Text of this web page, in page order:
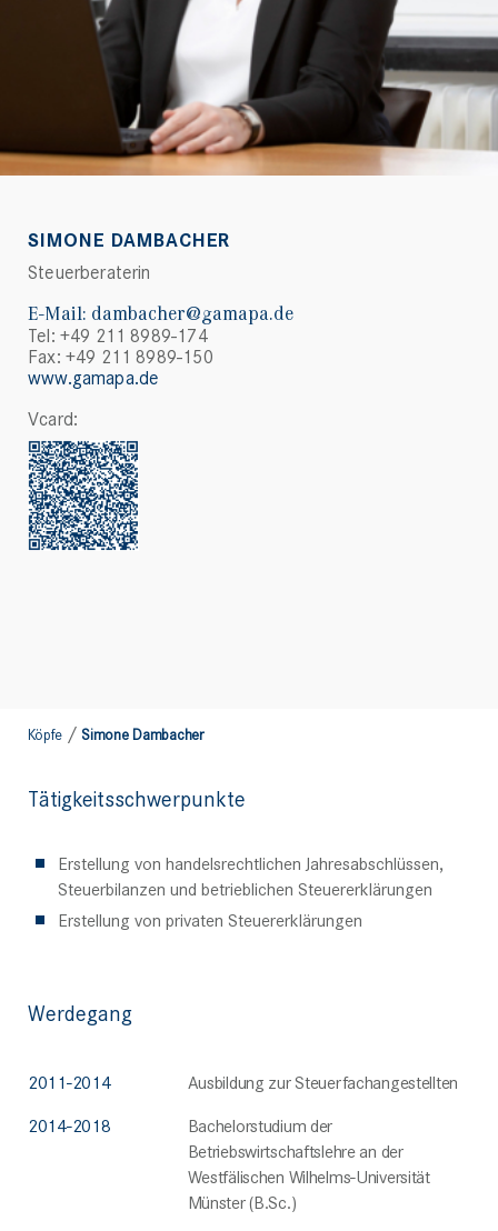
SIMONE DAMBACHER
Steuerberaterin
E-Mail: dambacher@gamapa.de
Tel: +49 211 8989-174
Fax: +49 211 8989-150
www.gamapa.de
Vcard:
Köpfe / Simone Dambacher
Tätigkeitsschwerpunkte
Erstellung von handelsrechtlichen Jahresabschlüssen,
Steuerbilanzen und betrieblichen Steuererklärungen
Erstellung von privaten Steuererklärungen
Werdegang
2011-2014
Ausbildung zur Steuerfachangestellten
2014-2018
Bachelorstudium der
Betriebswirtschaftslehre an der
Westfälischen Wilhelms-Universität
Münster (B.Sc.)